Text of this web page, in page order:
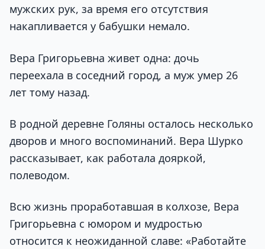
мужских рук, за время его отсутствия
накапливается у бабушки немало.
Вера Григорьевна живет одна: дочь
переехала в соседний город, а муж умер 26
лет тому назад.
В родной деревне Голяны осталось несколько
дворов и много воспоминаний. Вера Шурко
рассказывает, как работала дояркой,
полеводом.
Всю жизнь проработавшая в колхозе, Вера
Григорьевна с юмором и мудростью
относится к неожиданной славе: «Работайте